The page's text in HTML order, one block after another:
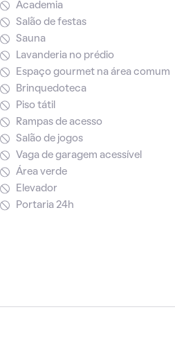
Academia
Salão de festas
Sauna
Lavanderia no prédio
Espaço gourmet na área comum
Brinquedoteca
Piso tátil
Rampas de acesso
Salão de jogos
Vaga de garagem acessível
Área verde
Elevador
Portaria 24h